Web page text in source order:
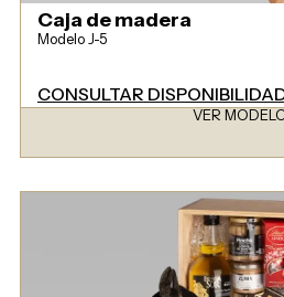
Caja de madera
Modelo J-5
CONSULTAR
VER